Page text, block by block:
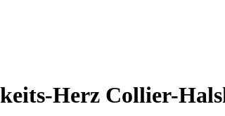
Herz Collier-